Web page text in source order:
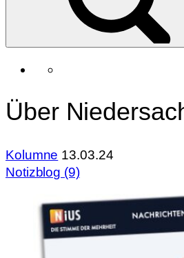
Über
Kolumne 13.03.24
Notizblog (9)